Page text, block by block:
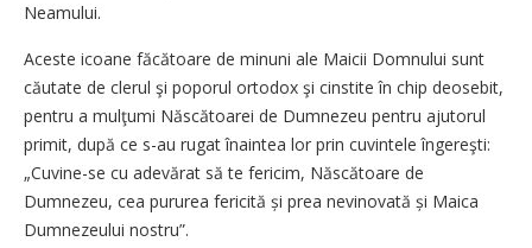
Neamului.
Aceste icoane făcătoare de minuni ale Maicii Domnului sunt
căutate de clerul şi poporul ortodox şi cinstite în chip deosebit,
pentru a mulţumi Născătoarei de Dumnezeu pentru ajutorul
primit, după ce s-au rugat înaintea lor prin cuvintele îngereşti:
„Cuvine-se cu adevărat să te fericim, Născătoare de
Dumnezeu, cea pururea fericită și prea nevinovată și Maica
Dumnezeului nostru”.